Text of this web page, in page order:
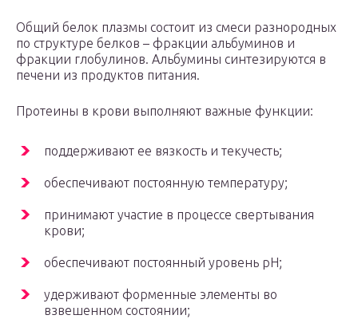
Общий белок плазмы состоит из смеси разнородных
по структуре белков – фракции альбуминов и
фракции глобулинов. Альбумины синтезируются в
печени из продуктов питания.
Протеины в крови выполняют важные функции:
поддерживают ее вязкость и текучесть;
обеспечивают постоянную температуру;
принимают участие в процессе свертывания
крови;
обеспечивают постоянный уровень pH;
удерживают форменные элементы во
взвешенном состоянии;